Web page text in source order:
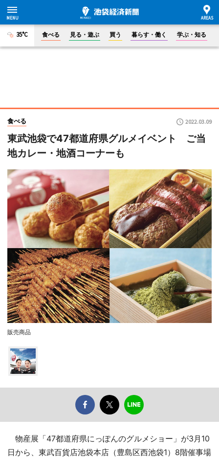
35°C 食べる 見る・遊ぶ 買う 暮らす・働く 学ぶ・知る
食べる 2022.03.09
東武池袋で47都道府県グルメイベント ご当
地カレー・地酒コーナーも
販売商品
物産展「47都道府県にっぽんのグルメショー」が3月10
日から、東武百貨店池袋本店（豊島区西池袋1）8階催事場